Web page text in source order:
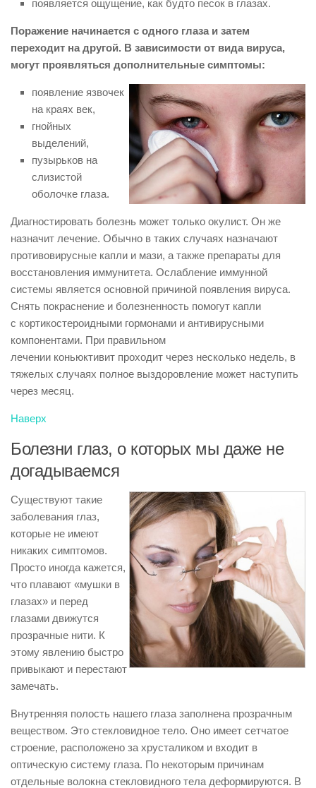
появляется ощущение, как будто песок в глазах.
Поражение начинается с одного глаза и затем
переходит на другой. В зависимости от вида вируса,
могут проявляться дополнительные симптомы:
появление язвочек
на краях век,
гнойных
выделений,
пузырьков на
слизистой
оболочке глаза.
Диагностировать болезнь может только окулист. Он же
назначит лечение. Обычно в таких случаях назначают
противовирусные капли и мази, а также препараты для
восстановления иммунитета. Ослабление иммунной
системы является основной причиной появления вируса.
Снять покраснение и болезненность помогут капли
с кортикостероидными гормонами и антивирусными
компонентами. При правильном
лечении коньюктивит проходит через несколько недель, в
тяжелых случаях полное выздоровление может наступить
через месяц.
Наверх
Болезни глаз, о которых мы даже не
догадываемся
Существуют такие
заболевания глаз,
которые не имеют
никаких симптомов.
Просто иногда кажется,
что плавают «мушки в
глазах» и перед
глазами движутся
прозрачные нити. К
этому явлению быстро
привыкают и перестают
замечать.
Внутренняя полость нашего глаза заполнена прозрачным
веществом. Это стекловидное тело. Оно имеет сетчатое
строение, расположено за хрусталиком и входит в
оптическую систему глаза. По некоторым причинам
отдельные волокна стекловидного тела деформируются. В